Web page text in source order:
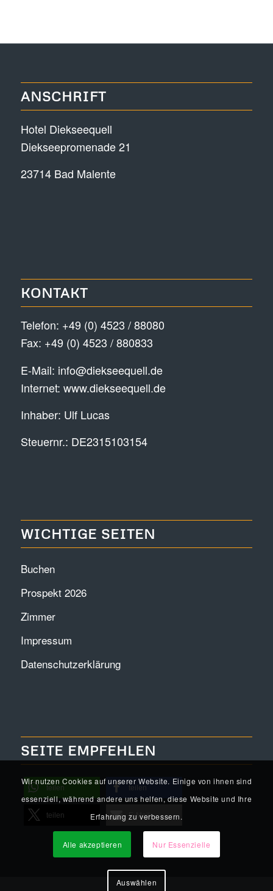
ANSCHRIFT
Hotel Diekseequell
Diekseepromenade 21
23714 Bad Malente
KONTAKT
Telefon: +49 (0) 4523 / 88080
Fax: +49 (0) 4523 / 880833
E-Mail: info@diekseequell.de
Internet: www.diekseequell.de
Inhaber: Ulf Lucas
Steuernr.: DE2315103154
WICHTIGE SEITEN
Buchen
Prospekt 2026
Zimmer
Impressum
Datenschutzerklärung
SEITE EMPFEHLEN
teilen teilen
teilen E-Mail
Wir nutzen Cookies auf unserer Website. Einige von ihnen sind
essenziell, während andere uns helfen, diese Website und Ihre
Erfahrung zu verbessern.
Alle akzeptieren Nur Essenzielle
Auswählen